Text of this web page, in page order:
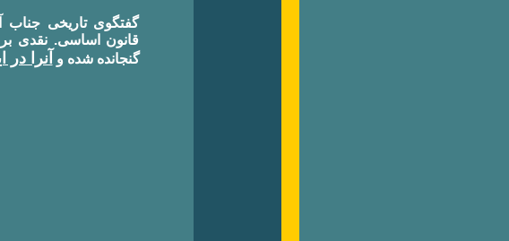
گفتگوی تاريخی جناب
قانون اساسی. نقدی
گنجانده شده و آنرا در